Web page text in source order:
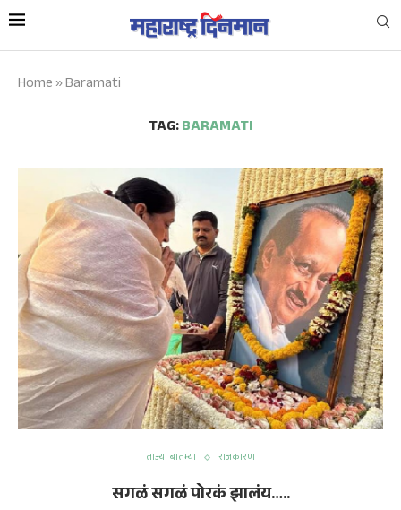
Home»Baramati
TAG:BARAMATI
ताज्या बातम्या राजकारण
सगळं सगळं पोरकं झालंय…..